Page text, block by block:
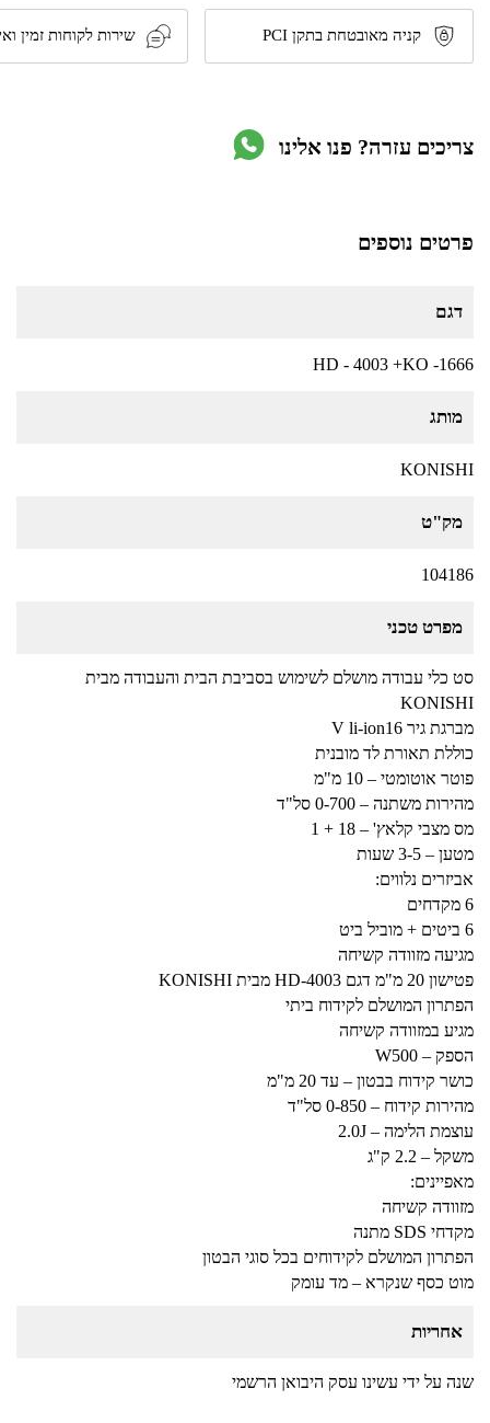
עבודה
מושלם
דגם
HD
KO
קניה מאובטחת בתקן PCI שירות לקוחות זמין
צריכים עזרה? פנו אלינו
פרטים נוספים
דגם
HD - 4003 +KO -1666
מותג
KONISHI
מק"ט
104186
מפרט טכני
סט כלי עבודה מושלם לשימוש בסביבת הבית והעבודה מבית
KONISHI
מברגת גיר V li-ion16
כוללת תאורת לד מובנית
פוטר אוטומטי – 10 מ"מ
מהירות משתנה – 0-700 סל"ד
מס מצבי קלאץ' – 18 + 1
מטען – 3-5 שעות
אביזרים נלווים:
6 מקדחים
6 ביטים + מוביל ביט
מגיעה מזוודה קשיחה
פטישון 20 מ"מ דגם HD-4003 מבית KONISHI
הפתרון המושלם לקידוח ביתי
מגיע במזוודה קשיחה
הספק – W500
כושר קידוח בבטון – עד 20 מ"מ
מהירות קידוח – 0-850 סל"ד
עוצמת הלימה – 2.0J
משקל – 2.2 ק"ג
מאפיינים:
מזוודה קשיחה
מקדחי SDS מתנה
הפתרון המושלם לקידוחים בכל סוגי הבטון
מוט כסף שנקרא – מד עומק
אחריות
שנה על ידי עשינו עסק היבואן הרשמי